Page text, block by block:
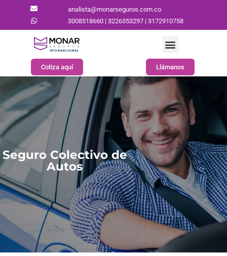
analista@monarseguros.com.co
3008518660 | 3226353297 | 3172910758
Cotiza aquí Llámanos
Seguro Colectivo de
Autos